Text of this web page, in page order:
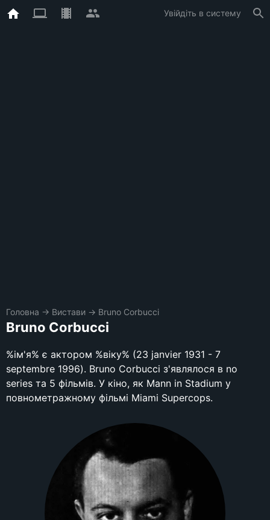
Увійдіть в систему
Головна → Вистави → Bruno Corbucci
Bruno Corbucci
%ім'я% є актором %віку% (23 janvier 1931 - 7
septembre 1996). Bruno Corbucci з'являлося в no
series та 5 фільмів. У кіно, як Mann in Stadium у
повнометражному фільмі Miami Supercops.